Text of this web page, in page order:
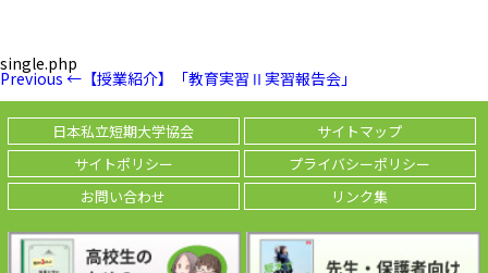
single.php
投
ナ
ビ
ゲ
ー
ョ
Previous
Previous ← 【授業紹介】「教育実習Ⅱ実習報告会」
日本私立短期大学協会
サイトマップ
サイトポリシー
プライバシーポリシー
お問い合わせ
リンク集